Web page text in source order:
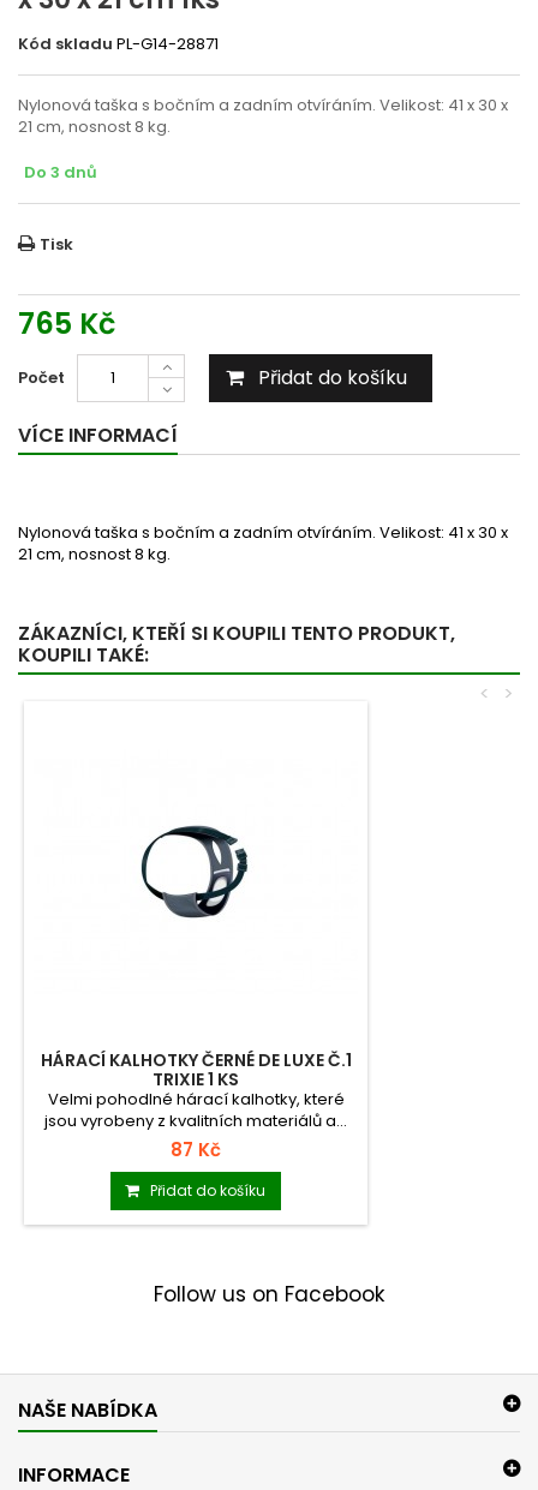
Kód skladu PL-G14-28871
Nylonová taška s bočním a zadním otvíráním. Velikost: 41 x 30 x
21 cm, nosnost 8 kg.
Do 3 dnů
Tisk
765 Kč
Počet Přidat do košíku
VÍCE INFORMACÍ
Nylonová taška s bočním a zadním otvíráním. Velikost: 41 x 30 x
21 cm, nosnost 8 kg.
ZÁKAZNÍCI, KTEŘÍ SI KOUPILI TENTO PRODUKT,
KOUPILI TAKÉ:
>
<
HÁRACÍ KALHOTKY ČERNÉ DE LUXE Č.1
TRIXIE 1 KS
Velmi pohodlné hárací kalhotky, které
jsou vyrobeny z kvalitních materiálů a...
87 Kč
Přidat do košíku
Follow us on Facebook
NAŠE NABÍDKA
INFORMACE